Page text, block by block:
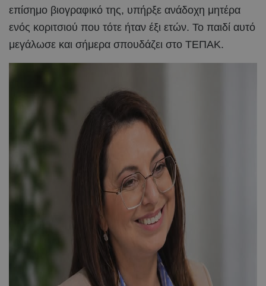
επίσημο βιογραφικό της, υπήρξε ανάδοχη μητέρα
ενός κοριτσιού που τότε ήταν έξι ετών. Το παιδί αυτό
μεγάλωσε και σήμερα σπουδάζει στο ΤΕΠΑΚ.